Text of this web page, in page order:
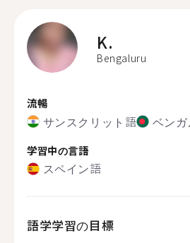
K.
Bengaluru
流暢
サンスクリット語 ベン
学習中の言語
スペイン語
語学学習の目標